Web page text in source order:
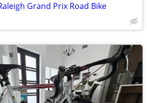
Grand Prix Road Bike